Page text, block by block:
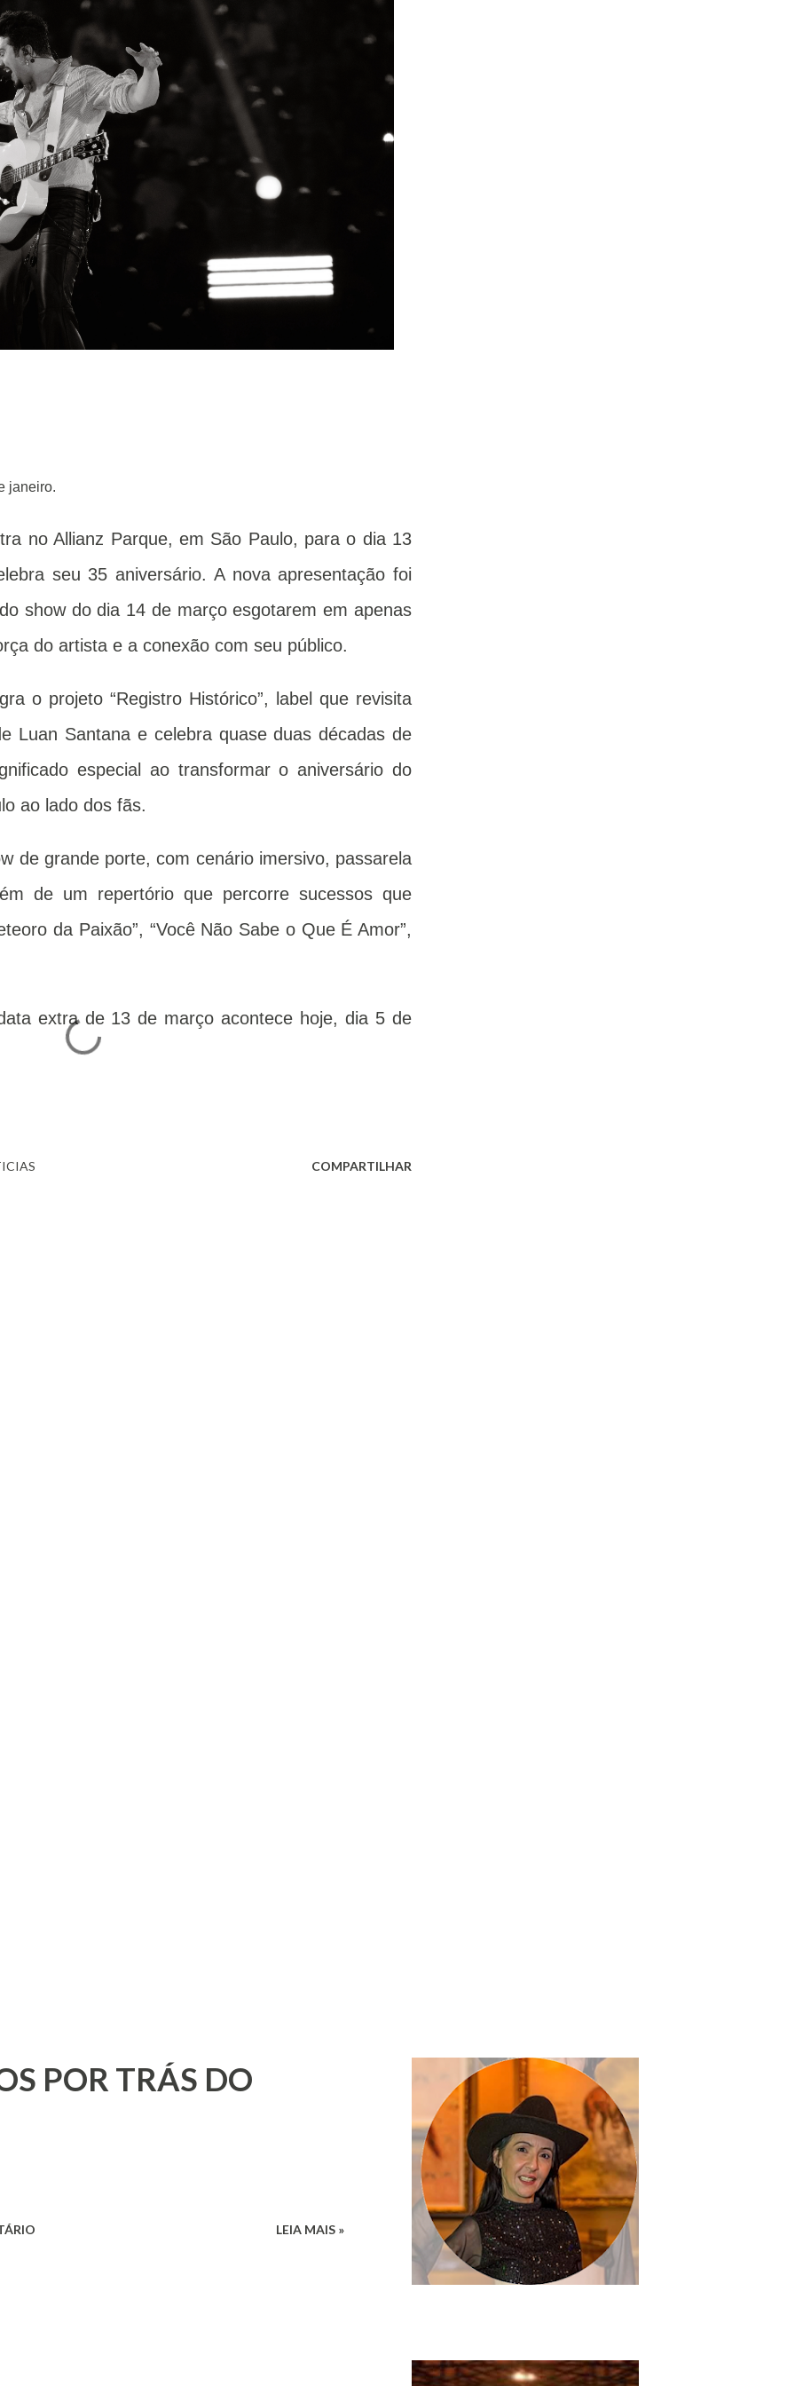
janeiro.
no Allianz Parque, em São Paulo, para o dia 13
seu 35 aniversário. A nova apresentação foi
show do dia 14 de março esgotarem em apenas
do artista e a conexão com seu público.
o projeto “Registro Histórico”, label que revisita
Luan Santana e celebra quase duas décadas de
especial ao transformar o aniversário do
ao lado dos fãs.
de grande porte, com cenário imersivo, passarela
de um repertório que percorre sucessos que
da Paixão”, “Você Não Sabe o Que É Amor”,
extra de 13 de março acontece hoje, dia 5 de
COMPARTILHAR
POR TRÁS DO
LEIA MAIS »